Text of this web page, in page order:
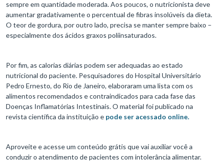
sempre em quantidade moderada. Aos poucos, o nutricionista deve
aumentar gradativamente o percentual de fibras insolúveis da dieta.
O teor de gordura, por outro lado, precisa se manter sempre baixo –
especialmente dos ácidos graxos poliinsaturados.
Por fim, as calorias diárias podem ser adequadas ao estado
nutricional do paciente. Pesquisadores do Hospital Universitário
Pedro Ernesto, do Rio de Janeiro, elaboraram uma lista com os
alimentos recomendados e contraindicados para cada fase das
Doenças Inflamatórias Intestinais. O material foi publicado na
revista científica da instituição e pode ser acessado online.
Aproveite e acesse um conteúdo grátis que vai auxiliar você a
conduzir o atendimento de pacientes com intolerância alimentar.